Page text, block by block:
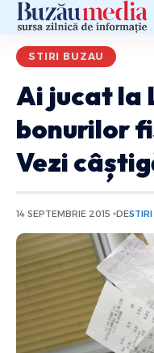
STIRI BUZAU
Ai jucat la
bonurilor
Vezi
14 SEPTEMBRIE 2015 DE